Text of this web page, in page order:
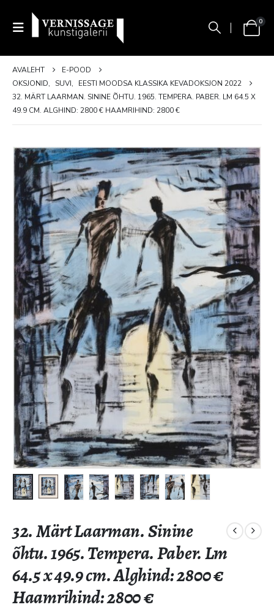
0
AVALEHT
E-POOD
OKSJONID, SUVI,
EESTI MOODSA KLASSIKA KEVADOKSJON 2022
32. MÄRT LAARMAN. SININE ÕHTU. 1965. TEMPERA. PABER. LM 64.5 X
49.9 CM. ALGHIND: 2800 € HAAMRIHIND: 2800 €
32. Märt Laarman. Sinine
õhtu. 1965. Tempera. Paber. Lm
64.5 x 49.9 cm. Alghind: 2800 €
Haamrihind: 2800 €